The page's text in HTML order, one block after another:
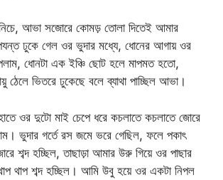
নিচে, আভা সজোরে কোমড় তোলা দিতেই আমার
ঢুকে গেল ওর ভুদার মধ্যে, ধোনের আগায় ওর
ধোনটা এক ইঞ্চি ছোট হলে মাপমত হতো,
ভিতরে ঢুকেছে বলে ব্যাথা পাচ্ছিল আভা।
ওর দুটো মাই চেপে ধরে কচলাতে কচলাতে জোরে
ভুদার গর্তে রস জমে ভরে গেছিল, ফলে পকাৎ
শব্দ হচ্ছিল, তাছাড়া আমার উরু গিয়ে ওর পাছার
থাপ শব্দ হচ্ছিল। আমি উবু হয়ে ওর একটা নিপল